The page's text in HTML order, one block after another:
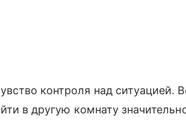
контроля над ситуацией.
в другую комнату